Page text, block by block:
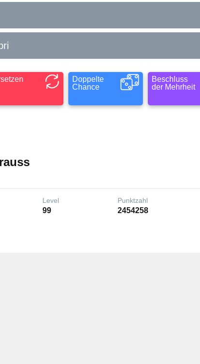
Doppelte
Chance
Beschluss
der Mehrheit
Level
99
Punktzahl
2454258